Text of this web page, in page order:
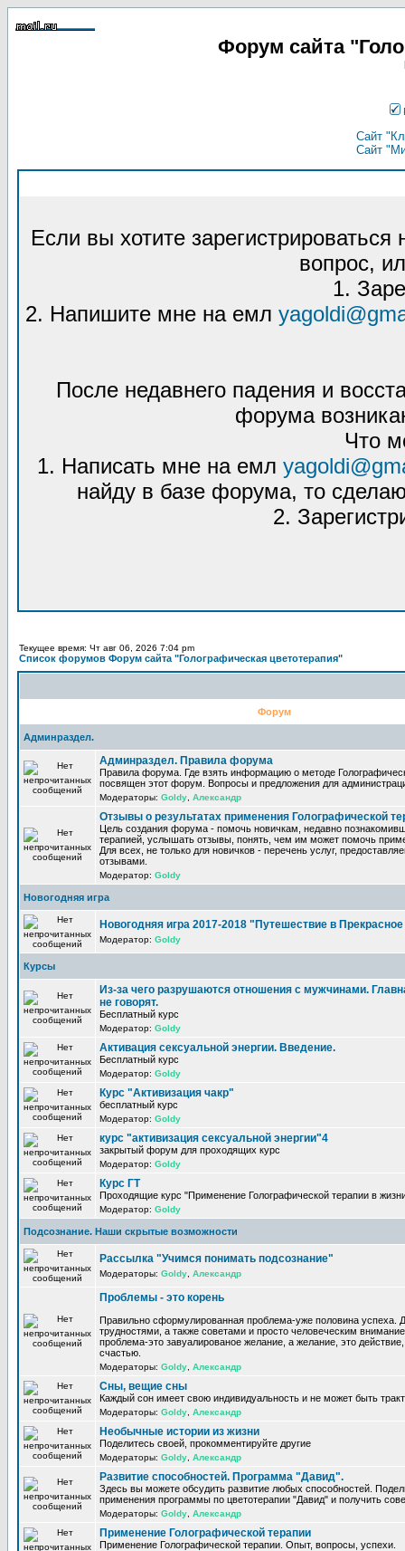
Форум сайта
Сайт
Сайт
Если вы хотите
вопрос,
1.
2. Напишите мне на емл
После недавнего падения и
форума
Что
1. Написать мне на емл
найду в базе форума, то
2.
Текущее время: Чт авг 06, 2026 7:04 pm
Список форумов Форум сайта "Голографическая цветотерапия"
Форум
Админраздел.
Админраздел. Правила форума
Правила форума. Где взять информацию о методе
посвящен этот форум. Вопросы и предложения для
Модераторы: Goldy Александр
Отзывы о результатах применения Голографической
Цель создания форума - помочь новичкам, недавно
терапией, услышать отзывы, понять, чем им может помочь
Для всех, не только для новичков - перечень услуг,
отзывами.
Модератор: Goldy
Новогодняя игра
Новогодняя игра 2017-2018 "Путешествие в
Модератор: Goldy
Курсы
Из-за чего разрушаются отношения с мужчинами.
не говорят.
Бесплатный курс
Модератор: Goldy
Активация сексуальной энергии. Введение.
Бесплатный курс
Модератор: Goldy
Курс "Активизация чакр"
бесплатный курс
Модератор: Goldy
курс "активизация сексуальной энергии"4
закрытый форум для проходящих курс
Модератор: Goldy
Курс ГТ
Проходящие курс "Применение Голографической терапии в
Модератор: Goldy
Подсознание. Наши скрытые возможности
Рассылка "Учимся понимать подсознание"
Модераторы: Goldy Александр
Проблемы - это корень
Правильно сформулированная проблема-уже половина успеха.
трудностями, а также советами и просто человеческим
проблема-это завуалированое желание, а желание, это
счастью.
Модераторы: Goldy Александр
Сны, вещие сны
Каждый сон имеет свою индивидуальность и не может быть
Модераторы: Goldy Александр
Необычные истории из жизни
Поделитесь своей, прокомментируйте другие
Модераторы: Goldy Александр
Развитие способностей. Программа "Давид".
Здесь вы можете обсудить развитие любых способностей.
применения программы по цветотерапии "Давид" и получить
Модераторы: Goldy Александр
Применение Голографической терапии
Применение Голографической терапии. Опыт, вопросы, успехи.